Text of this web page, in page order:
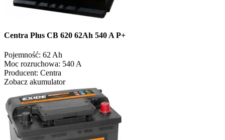
Centra Plus CB 620 62Ah 540 A P+
Pojemność: 62 Ah
Moc rozruchowa: 540 A
Producent: Centra
Zobacz akumulator